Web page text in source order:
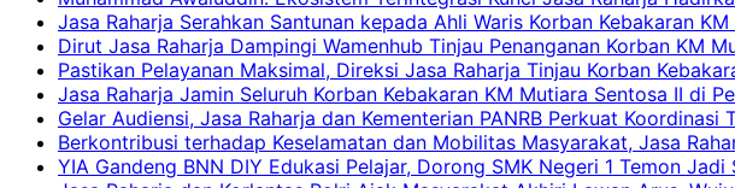
Jasa Raharja Serahkan Santunan kepada Ahli Waris Korban Kebakaran
Dirut Jasa Raharja Dampingi Wamenhub Tinjau Penanganan Korban KM
Pastikan Pelayanan Maksimal, Direksi Jasa Raharja Tinjau Korban
Jasa Raharja Jamin Seluruh Korban Kebakaran KM Mutiara Sentosa II di
Gelar Audiensi, Jasa Raharja dan Kementerian PANRB Perkuat Koordinasi
Berkontribusi terhadap Keselamatan dan Mobilitas Masyarakat, Jasa
YIA Gandeng BNN DIY Edukasi Pelajar, Dorong SMK Negeri 1 Temon Jadi